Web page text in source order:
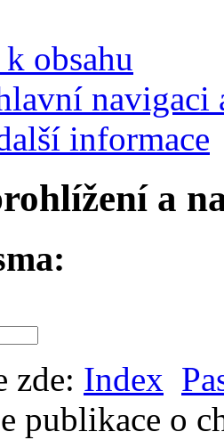
obsahu
navigaci
informace
a
zde: Index
publikace o